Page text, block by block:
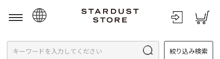
English
絞り込み検索